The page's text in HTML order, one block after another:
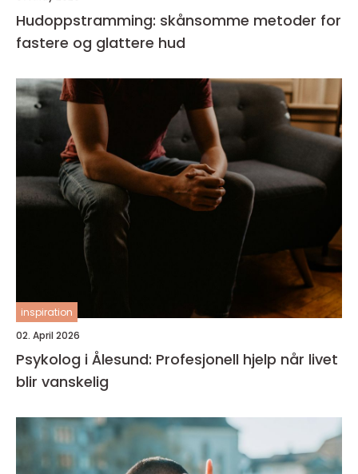
Hudoppstramming: skånsomme metoder for
fastere og glattere hud
inspiration
02. April 2026
Psykolog i Ålesund: Profesjonell hjelp når livet
blir vanskelig